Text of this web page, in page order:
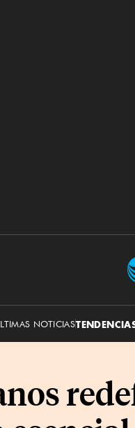
NOTICIAS